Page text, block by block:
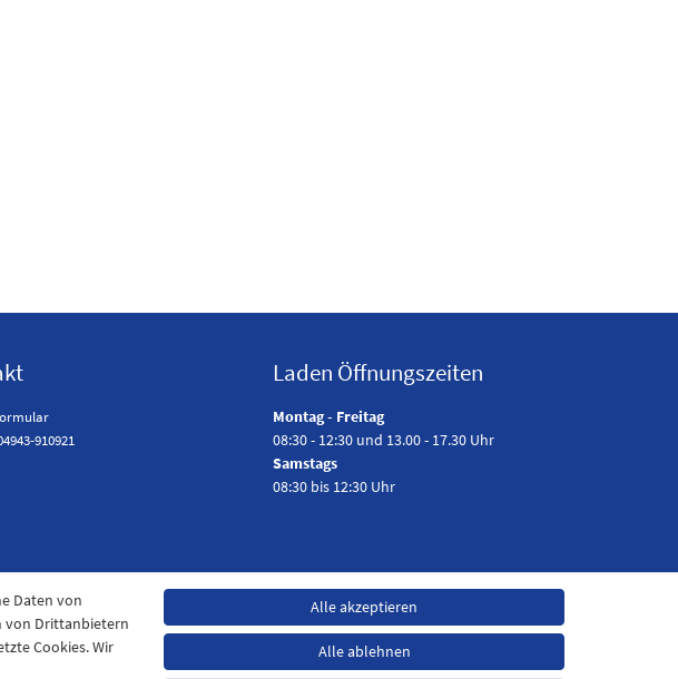
910921
Laden Öffnungszeiten
Montag - Freitag
08:30 - 12:30 und 13.00 - 17.30 Uhr
Samstags
08:30 bis 12:30 Uhr
Daten von
von Drittanbietern
Cookies. Wir
Alle akzeptieren
Alle ablehnen